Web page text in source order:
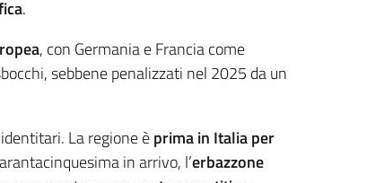
.
, con Germania e Francia come
sebbene penalizzati nel 2025 da un
La regione èprima in Italia per
in arrivo, l’erbazzone